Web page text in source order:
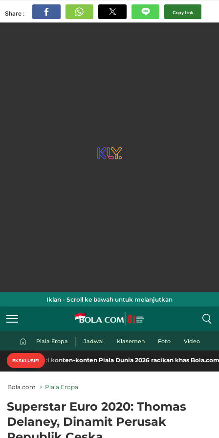
Share : Copy Link
Iklan - Scroll ke bawah untuk melanjutkan
Piala Eropa Jadwal Klasemen Foto Video
EKSKLUSIF!
konten-konten Piala Dunia 2026 racikan khas Bola.com. Klik di sini!
Bola.com Piala Eropa
Superstar Euro 2020: Thomas
Delaney, Dinamit Perusak